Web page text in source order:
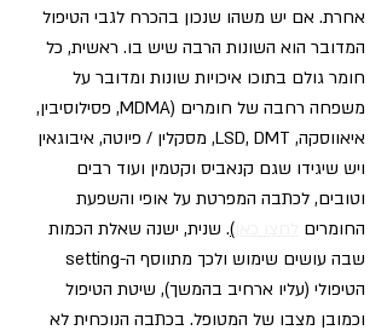
אחרת. אם יש משהו שנכון בהכרח לגבי הטיפול
המדובר הוא השונות הרבה שיש בו. ראשית, כל
חומר גולם בתוכו איכויות שונות ומדובר על
משפחה רחבה של חומרים (MDMA, פסילוסיבין,
איאווסקה, LSD, DMT, מסקלין / פיוטה, איבוגאין
ויש שיגידו שגם קנאביס וקטמין ועוד רבים
וטובים, לכתבה המפרטת על אופי והשפעת
החומרים
). שנית, ישנה שאלת הכמות
הטיפולי (עליו ארחיב בהמשך), שיטת הטיפול
וכמובן מצבו של המטופל. בכתבה הנוכחית לא